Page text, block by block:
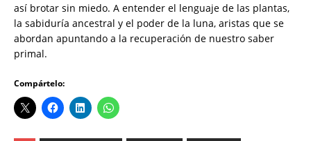
así brotar sin miedo. A entender el lenguaje de las plantas,
la sabiduría ancestral y el poder de la luna, aristas que se
abordan apuntando a la recuperación de nuestro saber
primal.
Compártelo: